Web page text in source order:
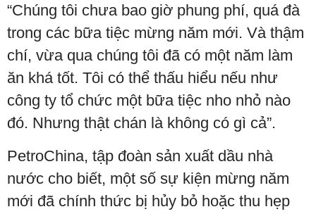
“Chúng tôi chưa bao giờ phung phí, quá đà
trong các bữa tiệc mừng năm mới. Và thậm
chí, vừa qua chúng tôi đã có một năm làm
ăn khá tốt. Tôi có thể thấu hiểu nếu như
công ty tổ chức một bữa tiệc nho nhỏ nào
đó. Nhưng thật chán là không có gì cả”.
PetroChina, tập đoàn sản xuất dầu nhà
nước cho biết, một số sự kiện mừng năm
mới đã chính thức bị hủy bỏ hoặc thu hẹp